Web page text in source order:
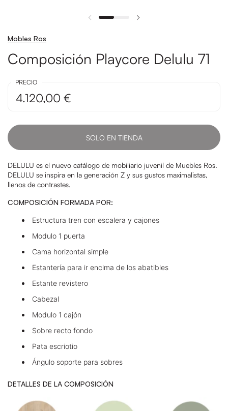
Mobles Ros
Composición Playcore Delulu 71
PRECIO
4.120,00 €
SOLO EN TIENDA
DELULU es el nuevo catálogo de mobiliario juvenil de Muebles Ros.
DELULU se inspira en la generación Z y sus gustos maximalistas,
llenos de contrastes.
COMPOSICIÓN FORMADA POR:
Estructura tren con escalera y cajones
Modulo 1 puerta
Cama horizontal simple
Estantería para ir encima de los abatibles
Estante revistero
Cabezal
Modulo 1 cajón
Sobre recto fondo
Pata escriotio
Ángulo soporte para sobres
DETALLES DE LA COMPOSICIÓN